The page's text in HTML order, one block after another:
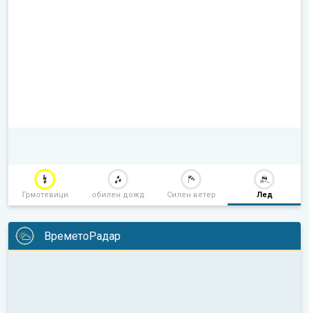
Грмотевици обилен дожд Силен ветер Лед
ВреметоРадар